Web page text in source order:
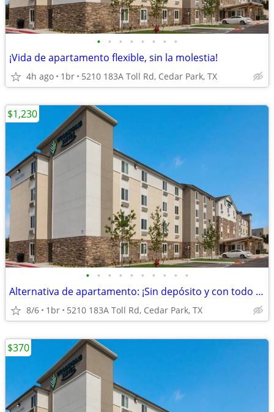
• • • • • • • •
¡Vida de apartamento flexible, sin la molestia!
4h ago 1br 5210 183A Toll Rd, Cedar Park, TX
• • • • • • • • • •
Alternativa de apartamento: ¡Sin depósito y con todo incluido!
8/6 1br 5210 183A Toll Rd, Cedar Park, TX
$1,230
$370